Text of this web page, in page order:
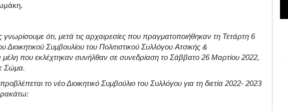
ότι, μετά τις αρχαιρεσίες που πραγματοποιήθηκαν τη Τετάρτη 6
Συμβουλίου του Πολιτιστικού Συλλόγου Ατσικής &
που εκλέχτηκαν συνήλθαν σε συνεδρίαση το Σάββατο 26 Μαρτίου 2022,
Σώμα.
το νέο Διοικητικό Συμβούλιο του Συλλόγου για τη διετία 2022- 2023